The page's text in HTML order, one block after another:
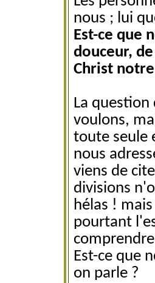
nous ; lui
Est-ce que
douceur,
Christ
La
voulons,
toute seule
nous
viens de
divisions
hélas !
pourtant
Est-ce que
on parle ?